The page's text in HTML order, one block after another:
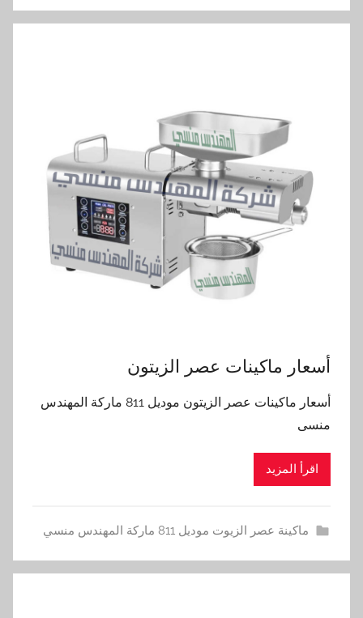
أسعار ماكينات عصر الزيتون
أسعار ماكينات عصر الزيتون موديل 811 ماركة المهندس
منسى
اقرأ المزيد
ماكينة عصر الزيوت موديل 811 ماركة المهندس منسي